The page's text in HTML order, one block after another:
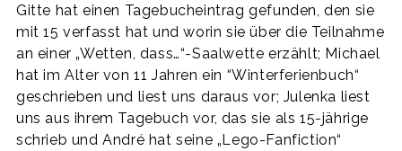
Gitte hat einen Tagebucheintrag gefunden, den sie
mit 15 verfasst hat und worin sie über die Teilnahme
an einer „Wetten, dass…“-Saalwette erzählt; Michael
hat im Alter von 11 Jahren ein “Winterferienbuch“
geschrieben und liest uns daraus vor; Julenka liest
uns aus ihrem Tagebuch vor, das sie als 15-jährige
schrieb und André hat seine „Lego-Fanfiction“